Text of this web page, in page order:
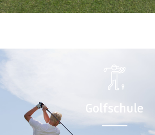
Golfschule